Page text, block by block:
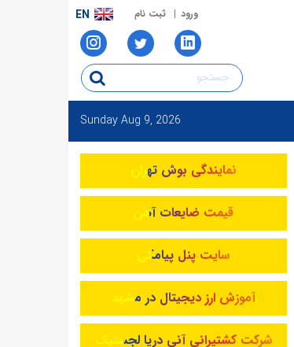
ورود ثبت نام EN
SundayAug 9, 2026
نمایندگی بوش تهران
قیمت ضایعات آهن
سایت پنل پیامکی
آموزش ارز دیجیتال در مشهد
شرکت کشتیرانی آنی دریا لجستیک